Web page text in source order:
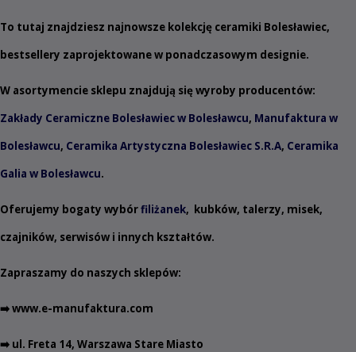
To tutaj znajdziesz najnowsze kolekcję ceramiki Bolesławiec,
bestsellery zaprojektowane w ponadczasowym designie.
W asortymencie sklepu znajdują się wyroby producentów:
Zakłady Ceramiczne Bolesławiec w Bolesławcu, Manufaktura w
Bolesławcu, Ceramika Artystyczna Bolesławiec S.R.A, Ceramika
Galia w Bolesławcu.
Oferujemy bogaty wybórfiliżanek, kubków, talerzy, misek,
czajników, serwisów i innych kształtów.
Zapraszamy do naszych sklepów:
➡️www.e-manufaktura.com
➡️ ul. Freta 14, Warszawa Stare Miasto